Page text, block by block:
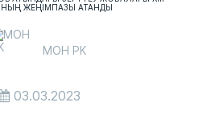
МОН РК
03.03.2023